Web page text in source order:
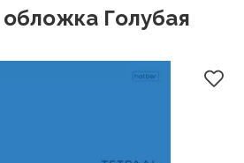
Голубая